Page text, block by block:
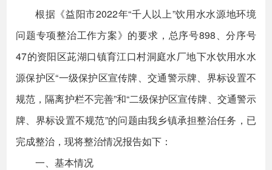
根据《益阳市2022年“千人以上”饮用水水源地环境
问题专项整治工作方案》的要求，总序号898、分序号
47的资阳区茈湖口镇育江口村洞庭水厂地下水饮用水水
源保护区“一级保护区宣传牌、交通警示牌、界标设置不
规范，隔离护栏不完善”和“二级保护区宣传牌、交通警示
牌、界标设置不规范”的问题由我乡镇承担整治任务，已
完成整治，现将整治情况报告如下：
一、基本情况